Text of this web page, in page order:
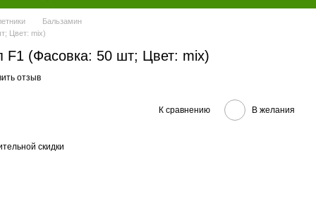
Бальзамин
Цвет: mix)
F1 (Фасовка: 50 шт; Цвет: mix)
отзыв
К сравнению В желания
скидки